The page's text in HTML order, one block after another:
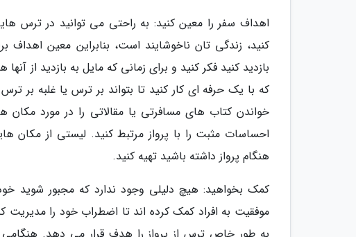
اهداف سفر را معین کنید: به راحتی می توانید در ترس هایی
کنید، زندگی تان ناخوشایند است، بنابراین معین
بازدید کنید فکر کنید و برای زمانی که مایل به بازدید از
که با یک حرفه ای کار کنید تا بتواند بر ترس یا غلبه
خواندن کتاب های مسافرتی یا مقالاتی را در مورد مکان
احساسات مثبت را با پرواز مرتبط کنید. لیستی از مکان
هنگام پرواز داشته باشید تهیه کنید.
کمک بخواهید: هیچ دلیلی وجود ندارد که مجبور شوید
موفقیت به افراد کمک کرده اند تا اضطراب خود را